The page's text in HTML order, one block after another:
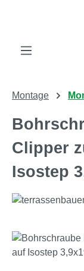
Zum Hauptinhalt
Montage
Clipper
Isostep
Bildergalerie